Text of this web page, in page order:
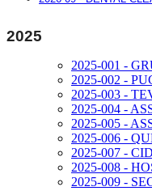
2025
2025-001 -
2025-002 -
2025-003 -
2025-004 -
2025-005 -
2025-006 -
2025-007 -
2025-008 -
2025-009 -